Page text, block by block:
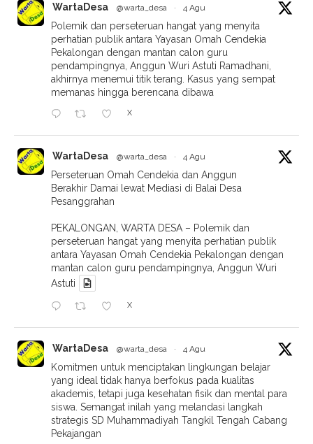
WartaDesa @warta_desa · 4 Agu
Polemik dan perseteruan hangat yang menyita
perhatian publik antara Yayasan Omah Cendekia
Pekalongan dengan mantan calon guru
pendampingnya, Anggun Wuri Astuti Ramadhani,
akhirnya menemui titik terang. Kasus yang sempat
memanas hingga berencana dibawa
X
WartaDesa @warta_desa · 4 Agu
Perseteruan Omah Cendekia dan Anggun
Berakhir Damai lewat Mediasi di Balai Desa
Pesanggrahan
PEKALONGAN, WARTA DESA – Polemik dan
perseteruan hangat yang menyita perhatian publik
antara Yayasan Omah Cendekia Pekalongan dengan
mantan calon guru pendampingnya, Anggun Wuri
Astuti
X
WartaDesa @warta_desa · 4 Agu
Komitmen untuk menciptakan lingkungan belajar
yang ideal tidak hanya berfokus pada kualitas
akademis, tetapi juga kesehatan fisik dan mental para
siswa. Semangat inilah yang melandasi langkah
strategis SD Muhammadiyah Tangkil Tengah Cabang
Pekajangan